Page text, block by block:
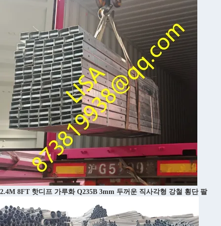
2.4M 8FT 핫디프 가루화 Q235B 3mm 두꺼운 직사각형 강철 횡단 팔